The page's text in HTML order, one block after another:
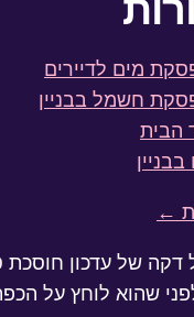
מים לדיירים
חשמל בבניין
הבית
←
של עדכון חוסכת
שהוא לוחץ על